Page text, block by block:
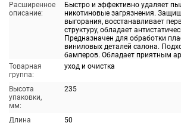
Расширенное
описание:
Быстро и эффективно удаляет
никотиновые загрязнения.
выгорания, восстанавливает
структуру, обладает
Предназначен для обработки
виниловых деталей салона.
бамперов. Обладает приятным
Товарная
группа:
уход и очистка
Высота
упаковки,
мм:
235
Длина
50